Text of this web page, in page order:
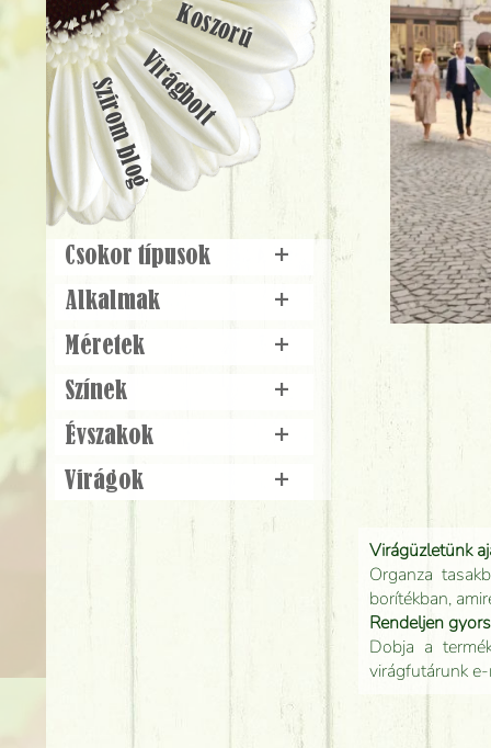
Virágüzletünk
Organza
borítékban,
Rendeljen
Dobja a
virágfutárunk
Koszorú
Virágbolt
Szirom blog
Csokor típusok
+
Alkalmak
+
Méretek
+
Színek
+
Évszakok
+
Virágok
+